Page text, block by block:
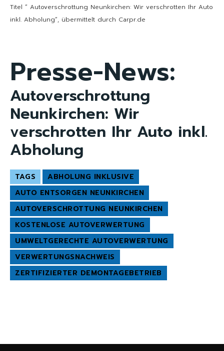
Titel “ Autoverschrottung Neunkirchen: Wir verschrotten Ihr Auto
inkl. Abholung“, übermittelt durch Carpr.de
Presse-News:
Autoverschrottung
Neunkirchen: Wir
verschrotten Ihr Auto inkl.
Abholung
TAGS
ABHOLUNG INKLUSIVE
AUTO ENTSORGEN NEUNKIRCHEN
AUTOVERSCHROTTUNG NEUNKIRCHEN
KOSTENLOSE AUTOVERWERTUNG
UMWELTGERECHTE AUTOVERWERTUNG
VERWERTUNGSNACHWEIS
ZERTIFIZIERTER DEMONTAGEBETRIEB